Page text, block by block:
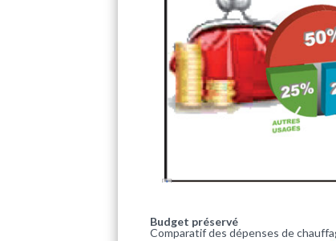
Budget préservé
Comparatif des dépenses de